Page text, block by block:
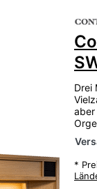
Drei
aber
*